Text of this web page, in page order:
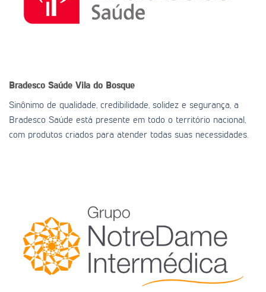
Bradesco Saúde Vila do Bosque
Sinônimo de qualidade, credibilidade, solidez e segurança, a
Bradesco Saúde está presente em todo o território nacional,
com produtos criados para atender todas suas necessidades.